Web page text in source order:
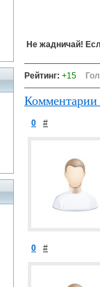
Не жадничай!
Рейтинг: +15
Комментарии
0 #
0 #